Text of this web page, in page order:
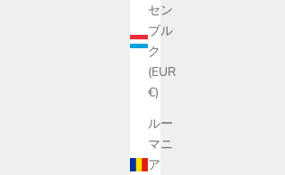
セン
ブル
ク
(EUR
€)
ルー
マニ
ア